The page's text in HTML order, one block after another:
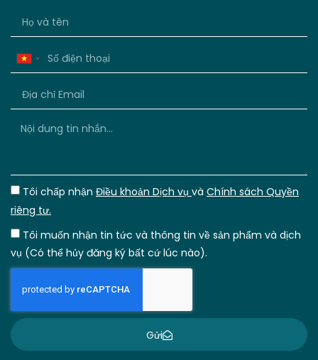
Vietnam
Tôi chấp nhận Điều khoản Dịch vụ và Chính sách Quyền
riêng tư.
Tôi muốn nhận tin tức và thông tin về sản phẩm và dịch
vụ (Có thể hủy đăng ký bất cứ lúc nào).
Gửi